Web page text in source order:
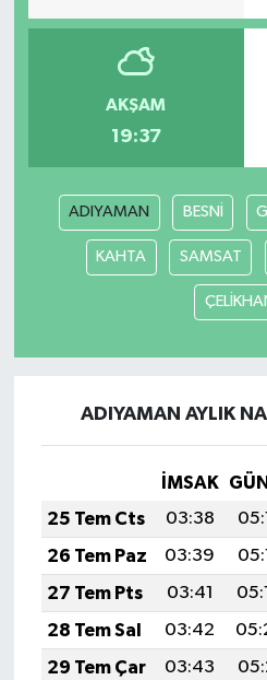
AKŞAM
19:37
ADIYAMAN BESNİ
KAHTA SAMSAT
ADIYAMAN AYLIK
İMSAK
25 Tem Cts
03:38
26 Tem Paz
03:39
27 Tem Pts
03:41
28 Tem Sal
03:42
29 Tem Çar
03:43